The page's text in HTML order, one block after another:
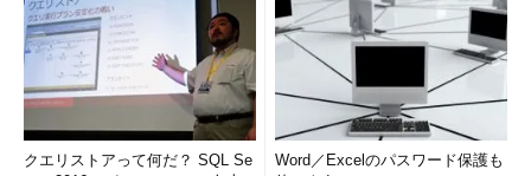
クエリストアって何だ？ SQL Se
Word／Excelのパスワード保護も